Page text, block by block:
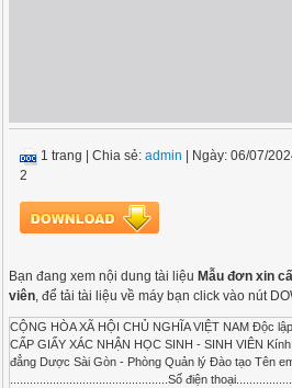
1 trang |Chia sẻ:admin | Ngày: 06/07/
2
Bạn đang xem nội dung tài liệu Mẫu đơn xin
viên, để tải tài liệu về máy bạn click vào nút
CỘNG HÒA XÃ HỘI CHỦ NGHĨA VIỆT NAM Độc
CẤP GIẤY XÁC NHẬN HỌC SINH - SINH VIÊN
đẳng Dược Sài Gòn - Phòng Quản lý Đào tạo Tên
................................................Số điện